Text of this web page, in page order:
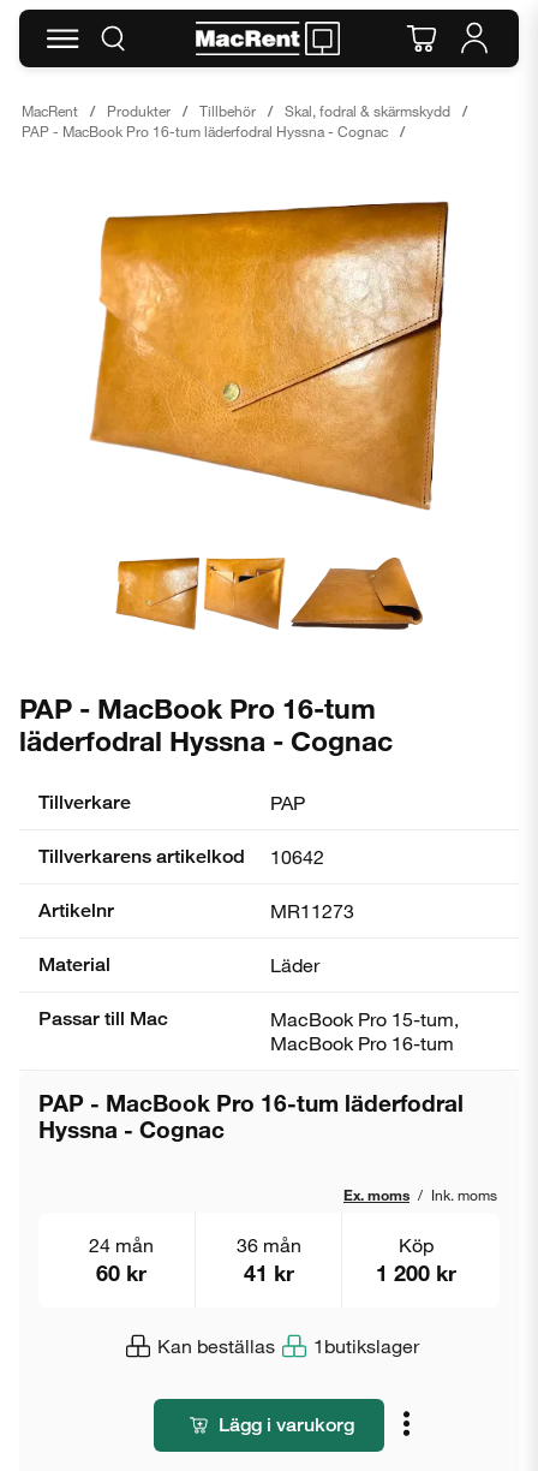
MacRent Produkter Tillbehör
Skal, fodral & skärmskydd
PAP - MacBook Pro 16-tum läderfodral Hyssna - Cognac
PAP - MacBook Pro 16-tum
läderfodral Hyssna - Cognac
Tillverkare PAP
Tillverkarens artikelkod 10642
Artikelnr MR11273
Material Läder
Passar till Mac
MacBook Pro 15-tum,
MacBook Pro 16-tum
PAP - MacBook Pro 16-tum läderfodral
Hyssna - Cognac
Ex. moms / Ink. moms
Kan beställas 1 butikslager
24 mån
60 kr
36 mån
41 kr
Köp
1 200 kr
Lägg i varukorg